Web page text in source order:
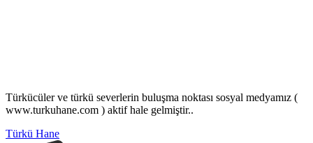
Türkücüler ve türkü severlerin buluşma noktası sosyal medyamız (
www.turkuhane.com ) aktif hale gelmiştir..
Türkü Hane